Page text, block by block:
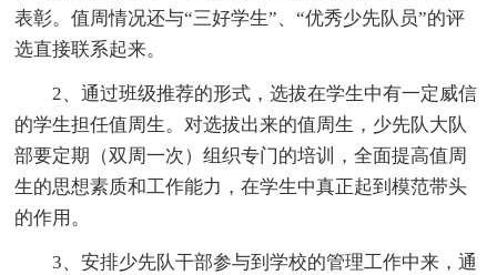
表彰。值周情况还与“三好学生”、“优秀少先队员”的评
选直接联系起来。
2、通过班级推荐的形式，选拔在学生中有一定威信
的学生担任值周生。对选拔出来的值周生，少先队大队
部要定期（双周一次）组织专门的培训，全面提高值周
生的思想素质和工作能力，在学生中真正起到模范带头
的作用。
3、安排少先队干部参与到学校的管理工作中来，通